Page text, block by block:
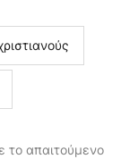
το απαιτούμενο